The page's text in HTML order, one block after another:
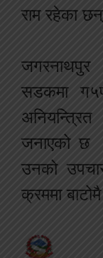
राम रहेका
जगरनाथपुर
सडकमा
जनाएको छ
उनको
क्रममा